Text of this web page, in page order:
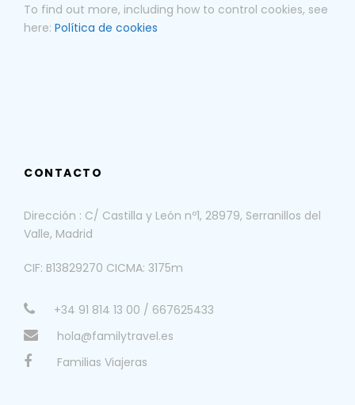
To find out more, including how to control cookies, see
here: Política de cookies
CONTACTO
Dirección : C/ Castilla y León nº1, 28979, Serranillos del
Valle, Madrid
CIF: B13829270 CICMA: 3175m
+34 91 814 13 00 / 667625433
hola@familytravel.es
Familias Viajeras